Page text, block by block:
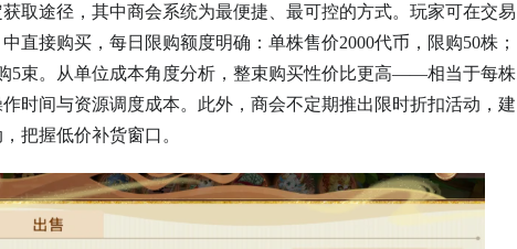
取途径，其中商会系统为最便捷、最可控的方式。玩家可在交易
直接购买，每日限购额度明确：单株售价2000代币，限购50株；
5束。从单位成本角度分析，整束购买性价比更高——相当于每株
时间与资源调度成本。此外，商会不定期推出限时折扣活动，建
把握低价补货窗口。